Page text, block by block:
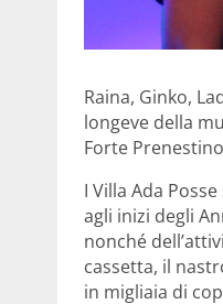
Raina, Ginko,
longeve della
Forte
I Villa Ada
agli inizi degli
nonché
cassetta, il
in migliaia di